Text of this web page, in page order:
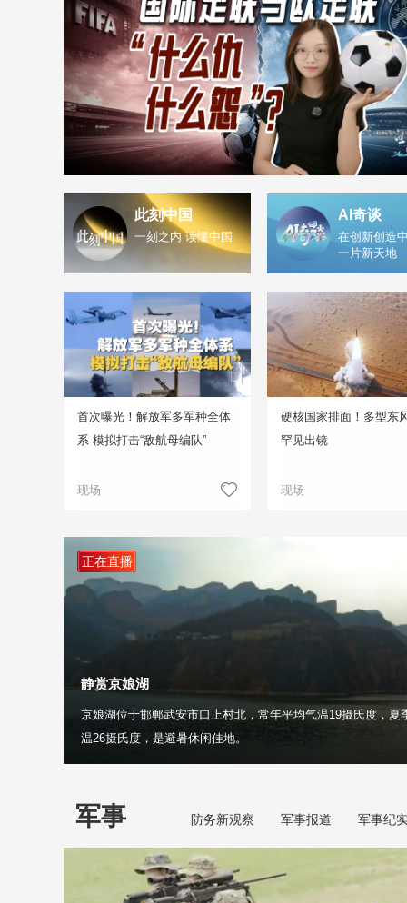
此刻中国
一刻之内 读懂中国
AI奇谈
在创新创造
一片新天地
首次曝光！解放军多军种全体
系 模拟打击“敌航母编队”
现场
硬核国家排面！多型东
罕见出镜
现场
正在直播
静赏京娘湖
京娘湖位于邯郸武安市口上村北，常年平均气温19摄氏度，夏
温26摄氏度，是避暑休闲佳地。
军事 防务新观察 军事报道 军事纪